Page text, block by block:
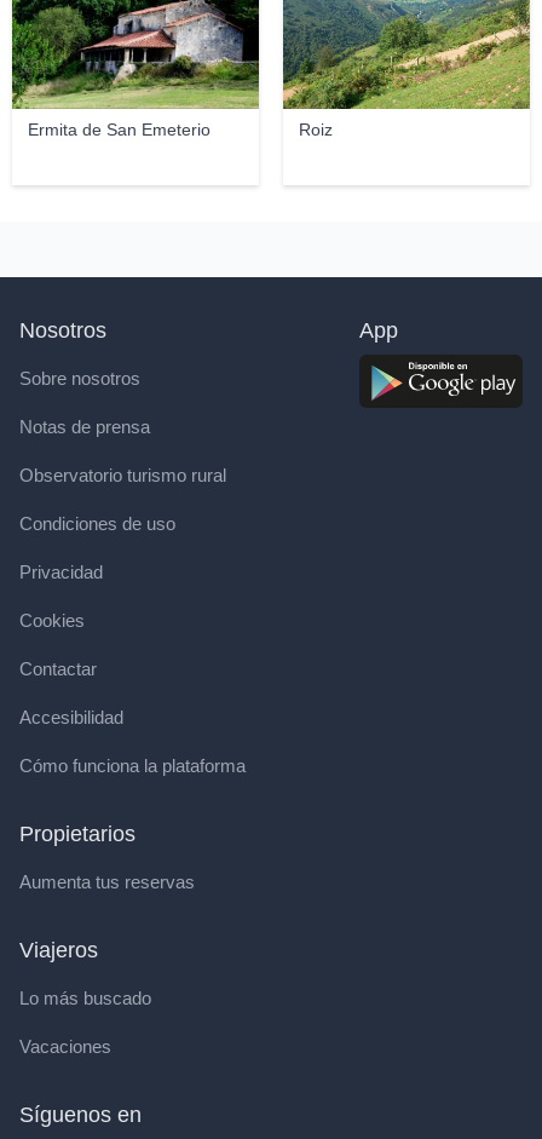
Ermita de San Emeterio Roiz
Nosotros
Sobre nosotros
Notas de prensa
Observatorio turismo rural
Condiciones de uso
Privacidad
Cookies
Contactar
Accesibilidad
Cómo funciona la plataforma
Propietarios
Aumenta tus reservas
Viajeros
Lo más buscado
Vacaciones
App
Síguenos en